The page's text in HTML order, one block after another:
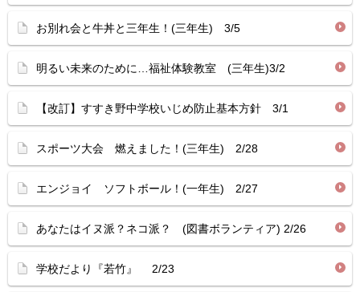
お別れ会と牛丼と三年生！(三年生) 3/5
明るい未来のために…福祉体験教室 (三年生)3/2
【改訂】すすき野中学校いじめ防止基本方針 3/1
スポーツ大会 燃えました！(三年生) 2/28
エンジョイ ソフトボール！(一年生) 2/27
あなたはイヌ派？ネコ派？ (図書ボランティア) 2/26
学校だより『若竹』 2/23